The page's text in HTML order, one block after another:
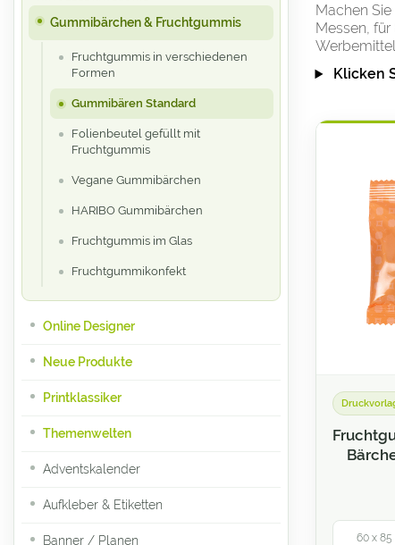
Online Designer
Neue Produkte
Printklassiker
Themenwelten
Adventskalender
Aufkleber & Etiketten
Banner / Planen
Gummibärchen & Fruchtgummis
Fruchtgummis in verschiedenen
Formen
Gummibären Standard
Folienbeutel gefüllt mit
Fruchtgummis
Vegane Gummibärchen
HARIBO Gummibärchen
Fruchtgummis im Glas
Fruchtgummikonfekt
Machen
Messen,
Klicken
60 x